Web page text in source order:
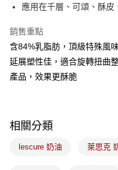
全盈+PAY
ATM付款
冷凍7-11取貨(5kg以內，尺
每筆NT$200，滿NT$2,500(
冷凍付款後門市自取
應用在千層、可頌、酥
銷售重點
含84%乳脂肪，頂級特殊風
延展塑性佳，適合旋轉扭曲
產品，效果更酥脆
相關分類
lescure 奶油 萊思克